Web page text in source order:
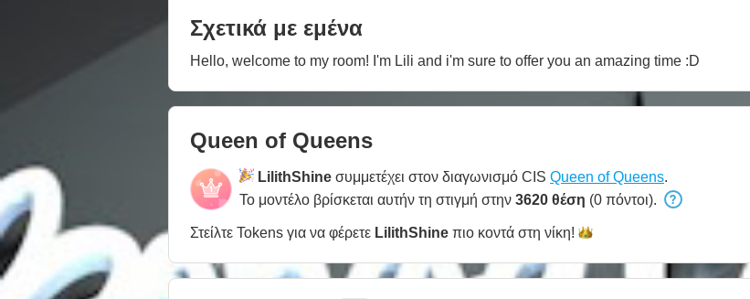
Σχετικά με εμένα
Hello, welcome to my room! I'm Lili and i'm sure to offer you an amazing time :D
Queen of Queens
LilithShine συμμετέχει στον διαγωνισμό CIS Queen of Queens.
Το μοντέλο βρίσκεται αυτήν τη στιγμή στην 3620 θέση (0 πόντοι).
Στείλτε Tokens για να φέρετε LilithShine πιο κοντά στη νίκη!